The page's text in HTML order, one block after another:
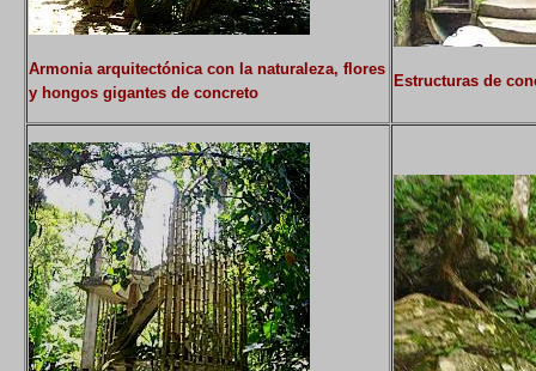
Armonia arquitectónica con la naturaleza, flores
y hongos gigantes de concreto
Estructuras de